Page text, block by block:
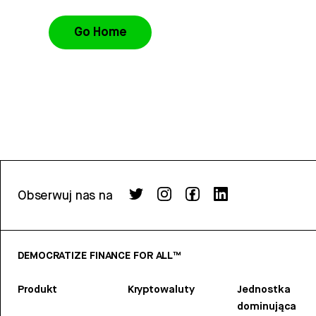
Go Home
Obserwuj nas na
DEMOCRATIZE FINANCE FOR ALL™
Produkt Kryptowaluty
Jednostka
dominująca